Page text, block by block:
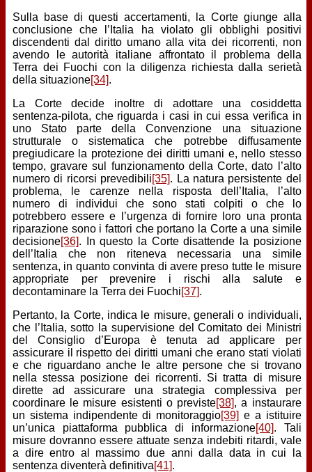
Sulla base di questi accertamenti, la Corte giunge alla
conclusione che l’Italia ha violato gli obblighi positivi
discendenti dal diritto umano alla vita dei ricorrenti, non
avendo le autorità italiane affrontato il problema della
Terra dei Fuochi con la diligenza richiesta dalla serietà
della situazione[34].
La Corte decide inoltre di adottare una cosiddetta
sentenza-pilota, che riguarda i casi in cui essa verifica in
uno Stato parte della Convenzione una situazione
strutturale o sistematica che potrebbe diffusamente
pregiudicare la protezione dei diritti umani e, nello stesso
tempo, gravare sul funzionamento della Corte, dato l’alto
numero di ricorsi prevedibili[35]. La natura persistente del
problema, le carenze nella risposta dell’Italia, l’alto
numero di individui che sono stati colpiti o che lo
potrebbero essere e l’urgenza di fornire loro una pronta
riparazione sono i fattori che portano la Corte a una simile
decisione[36]. In questo la Corte disattende la posizione
dell’Italia che non riteneva necessaria una simile
sentenza, in quanto convinta di avere preso tutte le misure
appropriate per prevenire i rischi alla salute e
decontaminare la Terra dei Fuochi[37].
Pertanto, la Corte, indica le misure, generali o individuali,
che l’Italia, sotto la supervisione del Comitato dei Ministri
del Consiglio d’Europa è tenuta ad applicare per
assicurare il rispetto dei diritti umani che erano stati violati
e che riguardano anche le altre persone che si trovano
nella stessa posizione dei ricorrenti. Si tratta di misure
dirette ad assicurare una strategia complessiva per
coordinare le misure esistenti o previste[38], a instaurare
un sistema indipendente di monitoraggio[39] e a istituire
un’unica piattaforma pubblica di informazione[40]. Tali
misure dovranno essere attuate senza indebiti ritardi, vale
a dire entro al massimo due anni dalla data in cui la
sentenza diventerà definitiva[41].